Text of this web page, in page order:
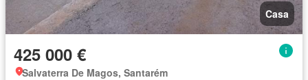
Casa
425 000 €
Salvaterra De Magos, Santarém